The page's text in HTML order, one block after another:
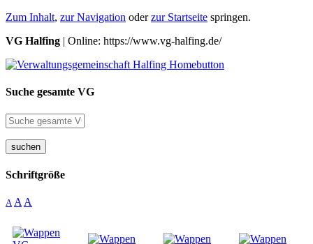
Zum Inhalt, zur Navigation oderzur Startseite springen.
VG Halfing | Online: https://www.vg-halfing.de/
Suche gesamte VG
suchen
Schriftgröße
A A A